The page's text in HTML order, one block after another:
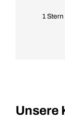
1 Stern
Unsere